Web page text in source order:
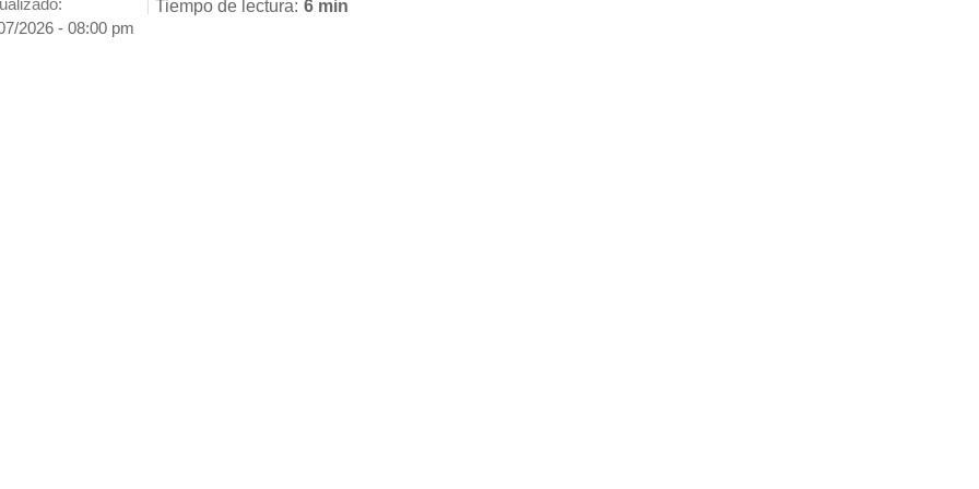
2026 - 08:00 pm
Tiempo de lectura: 6 min